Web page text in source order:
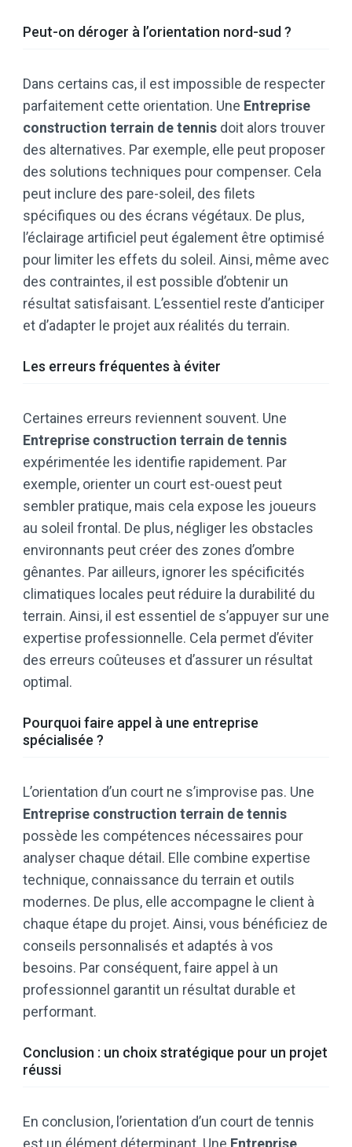
Peut-on déroger à l’orientation nord-sud ?
Dans certains cas, il est impossible de respecter
parfaitement cette orientation. Une Entreprise
construction terrain de tennis doit alors trouver
des alternatives. Par exemple, elle peut proposer
des solutions techniques pour compenser. Cela
peut inclure des pare-soleil, des filets
spécifiques ou des écrans végétaux. De plus,
l’éclairage artificiel peut également être optimisé
pour limiter les effets du soleil. Ainsi, même avec
des contraintes, il est possible d’obtenir un
résultat satisfaisant. L’essentiel reste d’anticiper
et d’adapter le projet aux réalités du terrain.
Les erreurs fréquentes à éviter
Certaines erreurs reviennent souvent. Une
Entreprise construction terrain de tennis
expérimentée les identifie rapidement. Par
exemple, orienter un court est-ouest peut
sembler pratique, mais cela expose les joueurs
au soleil frontal. De plus, négliger les obstacles
environnants peut créer des zones d’ombre
gênantes. Par ailleurs, ignorer les spécificités
climatiques locales peut réduire la durabilité du
terrain. Ainsi, il est essentiel de s’appuyer sur une
expertise professionnelle. Cela permet d’éviter
des erreurs coûteuses et d’assurer un résultat
optimal.
Pourquoi faire appel à une entreprise
spécialisée ?
L’orientation d’un court ne s’improvise pas. Une
Entreprise construction terrain de tennis
possède les compétences nécessaires pour
analyser chaque détail. Elle combine expertise
technique, connaissance du terrain et outils
modernes. De plus, elle accompagne le client à
chaque étape du projet. Ainsi, vous bénéficiez de
conseils personnalisés et adaptés à vos
besoins. Par conséquent, faire appel à un
professionnel garantit un résultat durable et
performant.
Conclusion : un choix stratégique pour un projet
réussi
En conclusion, l’orientation d’un court de tennis
est un élément déterminant. Une Entreprise